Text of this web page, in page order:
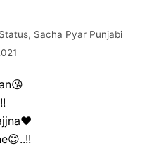
, Sacha Pyar Punjabi